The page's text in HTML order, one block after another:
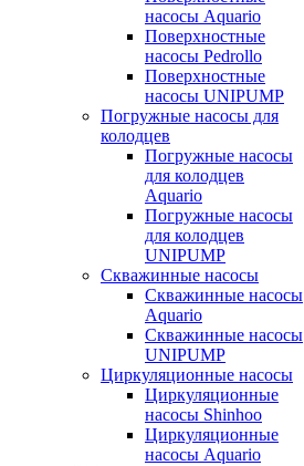
насосы Aquario
Поверхностные
насосы Pedrollo
Поверхностные
насосы UNIPUMP
Погружные насосы для
колодцев
Погружные насосы
для колодцев
Aquario
Погружные насосы
для колодцев
UNIPUMP
Скважинные насосы
Скважинные насосы
Aquario
Скважинные насосы
UNIPUMP
Циркуляционные насосы
Циркуляционные
насосы Shinhoo
Циркуляционные
насосы Aquario